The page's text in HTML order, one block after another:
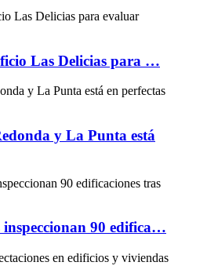
Las Delicias para …
y La Punta está
inspeccionan 90 edifica…